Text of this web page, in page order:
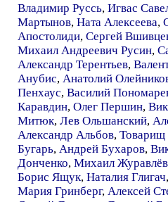
Владимир Руссь, Игвас
Мартынов, Ната Алексеева,
Апостолиди, Сергей
Михаил Андреевич Русин,
Александр Терентьев,
Анубис, Анатолий
Пенхаус, Василий
Каравдин, Олег Першин,
Митюк, Лев Ольшанский,
Александр Альбов, Товарищ
Бугарь, Андрей Бухаров,
Донченко, Михаил Журавлёв
Борис Ящук, Наталия Глигач,
Мария Гринберг, Алексей